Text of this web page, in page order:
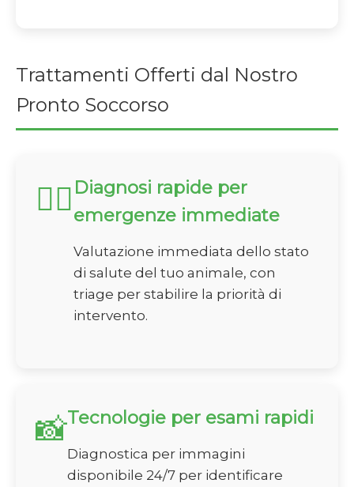
Trattamenti Offerti dal Nostro
Pronto Soccorso
🏃‍♂️ Diagnosi rapide per
emergenze immediate
Valutazione immediata dello stato
di salute del tuo animale, con
triage per stabilire la priorità di
intervento.
📸Tecnologie per esami rapidi
Diagnostica per immagini
disponibile 24/7 per identificare